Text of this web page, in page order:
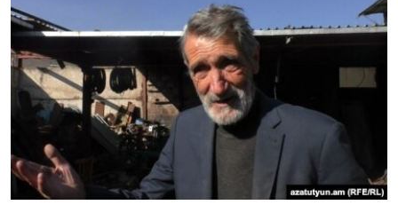
ՏԱՐԱԾԱՇՐՋԱՆ
ՄԻՋԱԶԳԱՅԻՆ
ՄՇԱԿՈՒՅԹ
ՍՊՈՐՏ
ՄԵԿՆԱԲԱՆՈՒԹՅՈՒՆ
ՏՏ ԵՒ ԻՆՏԵՐՆԵՏ